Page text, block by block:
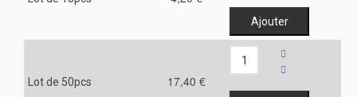
Lot de 50pcs 17,40 €